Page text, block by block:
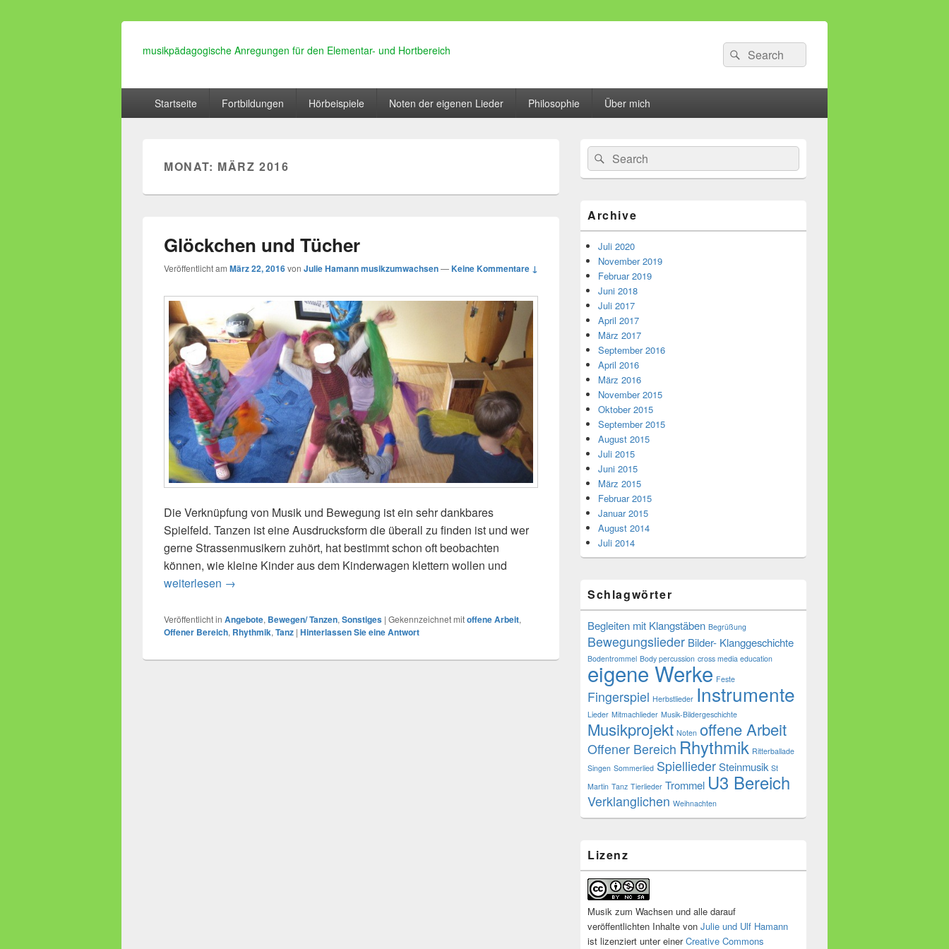
musikpädagogische Anregungen für den Elementar- und Hortbereich
Search
for:
Suche
Startseite Fortbildungen Hörbeispiele Noten der eigenen Lieder Philosophie Über mich
MONAT: MÄRZ 2016
Glöckchen und Tücher
Veröffentlicht am März 22, 2016von Julie Hamann musikzumwachsen—Keine Kommentare ↓
Die Verknüpfung von Musik und Bewegung ist ein sehr dankbares
Spielfeld. Tanzen ist eine Ausdrucksform die überall zu finden ist und wer
gerne Strassenmusikern zuhört, hat bestimmt schon oft beobachten
können, wie kleine Kinder aus dem Kinderwagen klettern wollen und
weiterlesen Glöckchen und Tücher
→
Veröffentlicht in Angebote, Bewegen/ Tanzen, Sonstiges | Gekennzeichnet mitoffene Arbeit,
Offener Bereich, Rhythmik, Tanz | Hinterlassen Sie eine Antwort
Primärer
Seitenleisten
Widget-
Bereich
Search
for:
Suche
Archive
Juli 2020
November 2019
Februar 2019
Juni 2018
Juli 2017
April 2017
März 2017
September 2016
April 2016
März 2016
November 2015
Oktober 2015
September 2015
August 2015
Juli 2015
Juni 2015
März 2015
Februar 2015
Januar 2015
August 2014
Juli 2014
Schlagwörter
Begleiten mit Klangstäben Begrüßung
Bewegungslieder Bilder- Klanggeschichte
Bodentrommel Body percussion cross media education
eigene Werke Feste
Fingerspiel Herbstlieder Instrumente
Lieder Mitmachlieder Musik-Bildergeschichte
Musikprojekt Noten offene Arbeit
Offener Bereich Rhythmik Ritterballade
Singen Sommerlied SpielliederSteinmusik St
Martin Tanz Tierlieder Trommel U3 Bereich
Verklanglichen Weihnachten
Lizenz
Musik zum Wachsen und alle darauf
veröffentlichten Inhalte von Julie und Ulf Hamann
ist lizenziert unter einerCreative Commons